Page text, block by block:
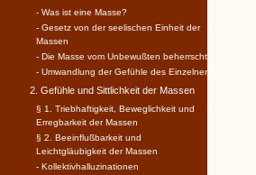
- Was ist eine Masse?
- Gesetz von der seelischen Einheit der
Massen
- Die Masse vom Unbewußten beherrscht
- Umwandlung der Gefühle des Einzelnen
2. Gefühle und Sittlichkeit der Massen
§ 1. Triebhaftigkeit, Beweglichkeit und
Erregbarkeit der Massen
§ 2. Beeinflußbarkeit und
Leichtgläubigkeit der Massen
- Kollektivhalluzinationen